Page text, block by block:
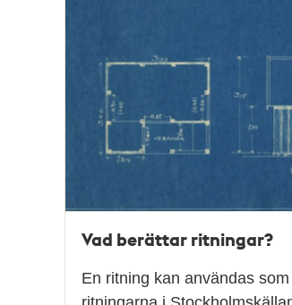
teman
Vad berättar ritningar?
En ritning kan användas